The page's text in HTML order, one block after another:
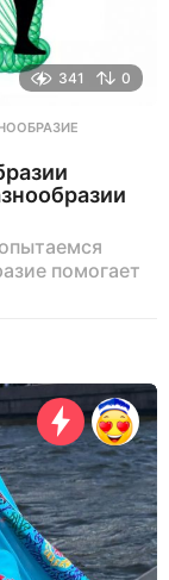
341 0
помогает